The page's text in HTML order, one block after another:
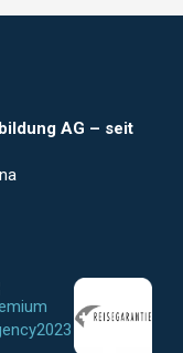
AG – seit